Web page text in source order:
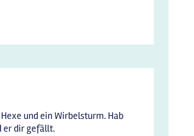
und ein Wirbelsturm. Hab
er dir gefällt.